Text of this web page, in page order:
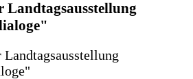
Landtagsausstellung